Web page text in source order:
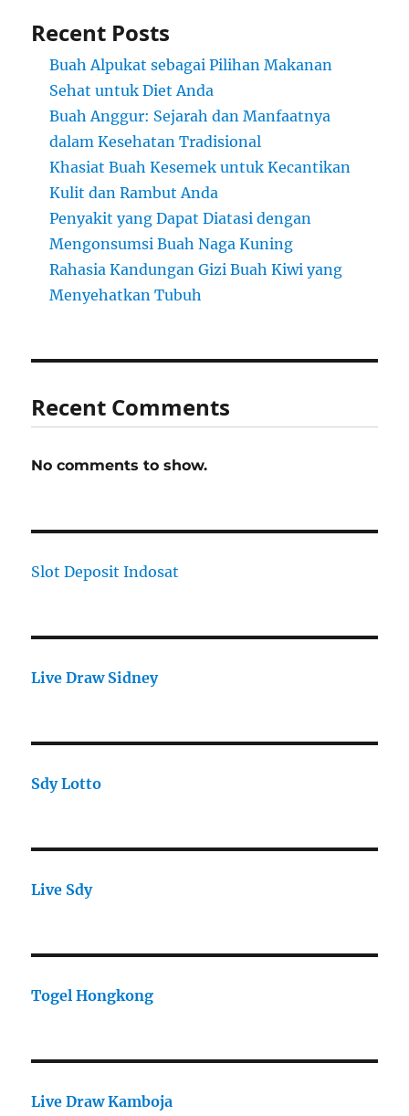
Recent Posts
Buah Alpukat sebagai Pilihan Makanan
Sehat untuk Diet Anda
Buah Anggur: Sejarah dan Manfaatnya
dalam Kesehatan Tradisional
Khasiat Buah Kesemek untuk Kecantikan
Kulit dan Rambut Anda
Penyakit yang Dapat Diatasi dengan
Mengonsumsi Buah Naga Kuning
Rahasia Kandungan Gizi Buah Kiwi yang
Menyehatkan Tubuh
Recent Comments
No comments to show.
Slot Deposit Indosat
Live Draw Sidney
Sdy Lotto
Live Sdy
Togel Hongkong
Live Draw Kamboja